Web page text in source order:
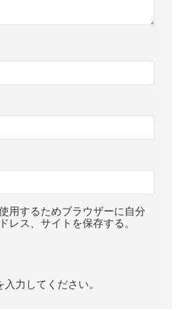
用するためブラウザーに自分
レス、サイトを保存する。
入力してください。